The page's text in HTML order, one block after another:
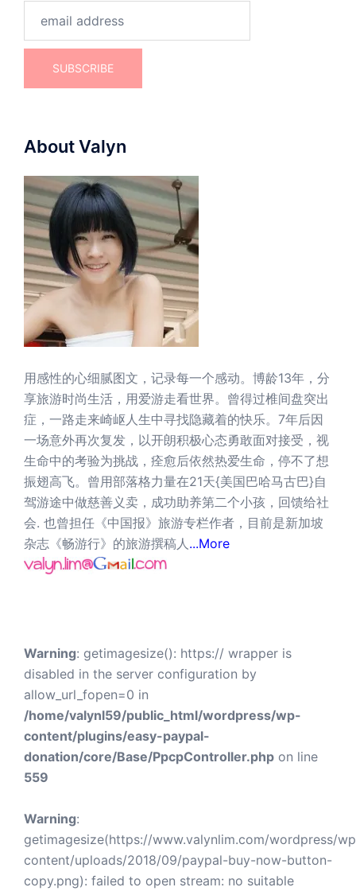
About Valyn
用感性的心细腻图文，记录每一个感动。博龄13年，分
享旅游时尚生活，用爱游走看世界。曾得过椎间盘突出
症，一路走来崎岖人生中寻找隐藏着的快乐。7年后因
一场意外再次复发，以开朗积极心态勇敢面对接受，视
生命中的考验为挑战，痊愈后依然热爱生命，停不了想
振翅高飞。曾用部落格力量在21天{美国巴哈马古巴}自
驾游途中做慈善义卖，成功助养第二个小孩，回馈给社
会. 也曾担任《中国报》旅游专栏作者，目前是新加坡
杂志《畅游行》的旅游撰稿人 ...More
Warning: getimagesize(): https:// wrapper is
disabled in the server configuration by
allow_url_fopen=0 in
/home/valynl59/public_html/wordpress/wp-
content/plugins/easy-paypal-
donation/core/Base/PpcpController.php on line
559
Warning:
getimagesize(https://www.valynlim.com/wordpress/
content/uploads/2018/09/paypal-buy-now-button-
copy.png): failed to open stream: no suitable